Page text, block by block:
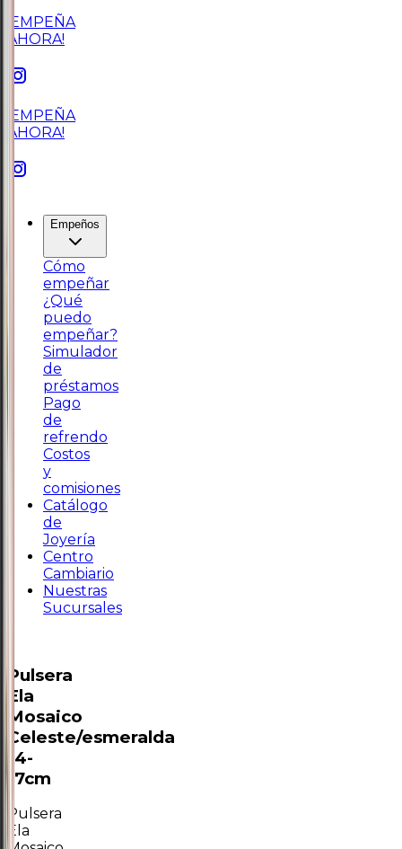
¡EMPEÑA
AHORA!
¡EMPEÑA
AHORA!
Empeños
Cómo
empeñar
¿Qué
puedo
empeñar?
Simulador
de
préstamos
Pago
de
refrendo
Costos
y
comisiones
Catálogo
de
Joyería
Centro
Cambiario
Nuestras
Sucursales
Pulsera
Ela
Mosaico
Celeste/esmeralda
14-
17cm
Pulsera
Ela